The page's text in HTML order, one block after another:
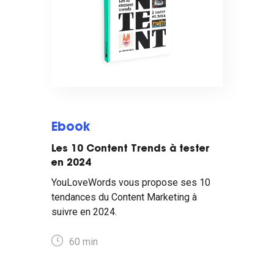
Ebook
Les 10 Content Trends à tester
en 2024
YouLoveWords vous propose ses 10
tendances du Content Marketing à
suivre en 2024.
60 min